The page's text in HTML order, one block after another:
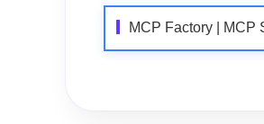
MCP Factory | MCP